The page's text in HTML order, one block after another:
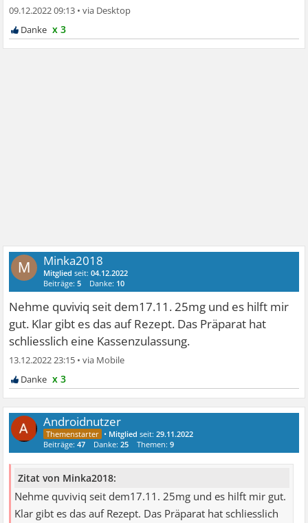
09.12.2022 09:13 •
x 3
M Minka2018
Mitglied seit:04.12.2022
Beiträge:5 Danke: 10
Nehme quviviq seit dem17.11. 25mg und es hilft mir
gut. Klar gibt es das auf Rezept. Das Präparat hat
schliesslich eine Kassenzulassung.
13.12.2022 23:15 •
x 3
Androidnutzer
• Mitglied seit:29.11.2022
Beiträge:47 Danke:25 Themen:9
Zitat von Minka2018:
Nehme quviviq seit dem17.11. 25mg und es hilft mir gut.
Klar gibt es das auf Rezept. Das Präparat hat schliesslich